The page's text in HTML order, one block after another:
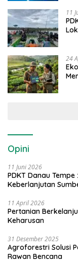
11
24
Opini
11 Juni 2026
PDKT Danau
Keberlanjutan
11 April 2026
Pertanian
Keharusan
31 Desember 2025
Agroforestri Solusi
Rawan Bencana